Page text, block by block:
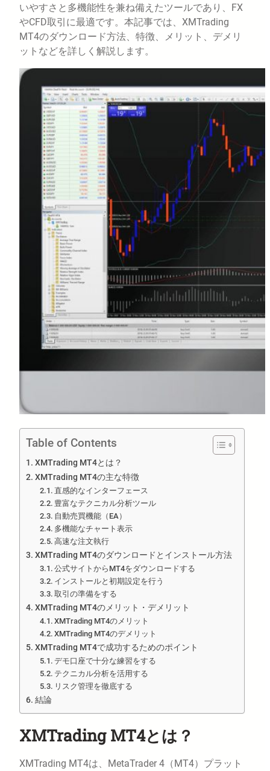
いやすさと多機能性を兼ね備えたツールであり、FX
やCFD取引に最適です。本記事では、XMTrading
MT4のダウンロード方法、特徴、メリット、デメリ
ットなどを詳しく解説します。
Table of Contents
XMTrading MT4とは？
XMTrading MT4の主な特徴
直感的なインターフェース
豊富なテクニカル分析ツール
自動売買機能（EA）
多機能なチャート表示
高速な注文執行
XMTrading MT4のダウンロードとインストール方法
公式サイトからMT4をダウンロードする
インストールと初期設定を行う
取引の準備をする
XMTrading MT4のメリット・デメリット
XMTrading MT4のメリット
XMTrading MT4のデメリット
XMTrading MT4で成功するためのポイント
デモ口座で十分な練習をする
テクニカル分析を活用する
リスク管理を徹底する
結論
XMTrading MT4とは？
XMTrading MT4は、MetaTrader 4（MT4）プラット